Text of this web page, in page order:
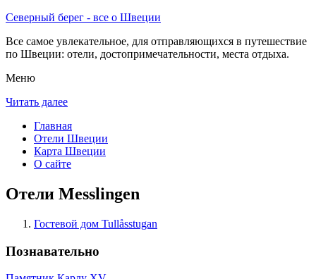
Северный берег - все о Швеции
Все самое увлекательное, для отправляющихся в путешествие
по Швеции: отели, достопримечательности, места отдыха.
Меню
Читать далее
Главная
Отели Швеции
Карта Швеции
О сайте
Отели Messlingen
Гостевой дом Tullåsstugan
Познавательно